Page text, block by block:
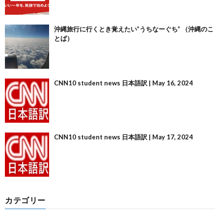
沖縄旅行に行くとき覚えたい”うちなーぐち” （沖縄のこ
とば）
CNN10 student news 日本語訳 | May 16, 2024
CNN10 student news 日本語訳 | May 17, 2024
カテゴリー